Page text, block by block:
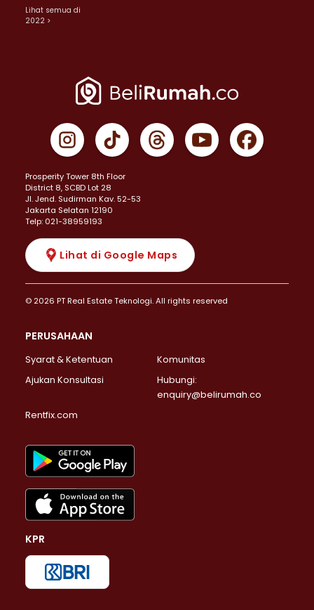
Lihat semua di
2022 >
Prosperity Tower 8th Floor
District 8, SCBD Lot 28
JI. Jend. Sudirman Kav. 52-53
Jakarta Selatan 12190
Telp: 021-38959193
Lihat di Google Maps
© 2026 PT Real Estate Teknologi. All rights reserved
PERUSAHAAN
Syarat & Ketentuan
Komunitas
Ajukan Konsultasi
Hubungi:
enquiry@belirumah.co
Rentfix.com
KPR